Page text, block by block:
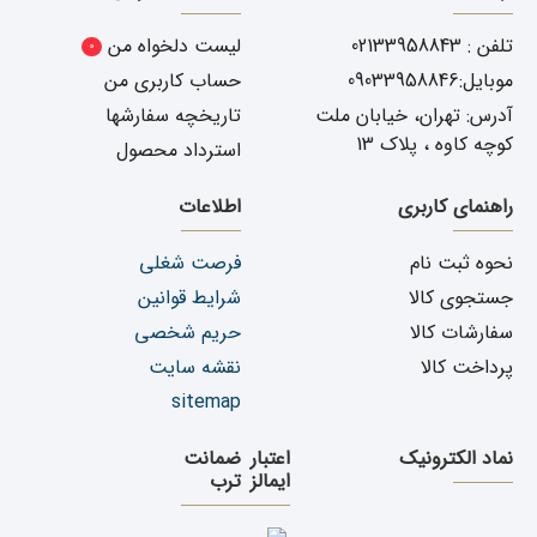
دسته اول بودن (خرید از واردکننده)
مدت زمان دریافت قطعه ی خریداری شده
شرکت یدک دیزل پارت با قطعات خریداری شده شمارا با قیمت های
دسته اول در کمتر از ۲ ساعت ( حمل رایگان داخل شهر تهران) برای
شما ارسال می نماید
جهت آریزو 5 با کیفیت و سایر
لوازم یدکی ام وی ام مدل آریزو5 با شرکت یدک دیزل
پارت تماس بگیرید
لوازم با کیفیتخودروهای وارداتی با
توصیه های قبل از خرید محصول
تلفن : 02133958843
موبایل:09033958846
آدرس: تهران، خیابان ملت
کوچه کاوه ، پلاک 13
لیست دلخواه من
0
حساب کاربری من
تاریخچه سفارشها
استرداد محصول
راهنمای کاربری
نحوه ثبت نام
جستجوی کالا
سفارشات کالا
پرداخت کالا
اطلاعات
فرصت شغلی
شرایط قوانین
حریم شخصی
نقشه سایت
sitemap
نماد الکترونیک
اعتبار
ایمالز
ضمانت
ترب